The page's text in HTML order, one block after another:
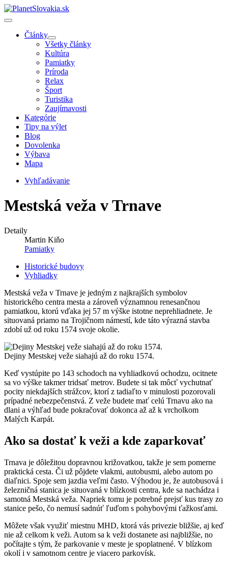
Články
Všetky články
Kultúra
Pamiatky
Príroda
Relax
Šport
Turistika
Zaujímavosti
Kategórie
Tipy na výlet
Blog
Dovolenka
Výbava
Mapa
Vyhľadávanie
Mestská veža v Trnave
Detaily
Martin Kiňo
Pamiatky
Historické budovy
Vyhliadky
Mestská veža v Trnave je jedným z najkrajších symbolov
historického centra mesta a zároveň významnou renesančnou
pamiatkou, ktorú vďaka jej 57 m výške istotne neprehliadnete. Je
situovaná priamo na Trojičnom námestí, kde táto výrazná stavba
zdobí už od roku 1574 svoje okolie.
Dejiny Mestskej veže siahajú až do roku 1574.
Keď vystúpite po 143 schodoch na vyhliadkovú ochodzu, ocitnete
sa vo výške takmer tridsať metrov. Budete si tak môcť vychutnať
pocity niekdajších strážcov, ktorí z tadiaľto v minulosti pozorovali
prípadné nebezpečenstvá. Z veže budete mať celú Trnavu ako na
dlani a výhľad bude pokračovať dokonca až až k vrcholkom
Malých Karpát.
Ako sa dostať k veži a kde zaparkovať
Trnava je dôležitou dopravnou križovatkou, takže je sem pomerne
praktická cesta. Či už pôjdete vlakmi, autobusmi, alebo autom po
diaľnici. Spoje sem jazdia veľmi často. Výhodou je, že autobusová i
železničná stanica je situovaná v blízkosti centra, kde sa nachádza i
samotná Mestská veža. Napriek tomu je potrebné prejsť kus trasy zo
stanice pešo, čo nemusí sadnúť ľuďom s pohybovými ťažkosťami.
Môžete však využiť miestnu MHD, ktorá vás privezie bližšie, aj keď
nie až celkom k veži. Autom sa k veži dostanete asi najbližšie, no
počítajte s tým, že parkovanie v meste je spoplatnené. V blízkom
okolí i v samotnom centre je viacero parkovísk.